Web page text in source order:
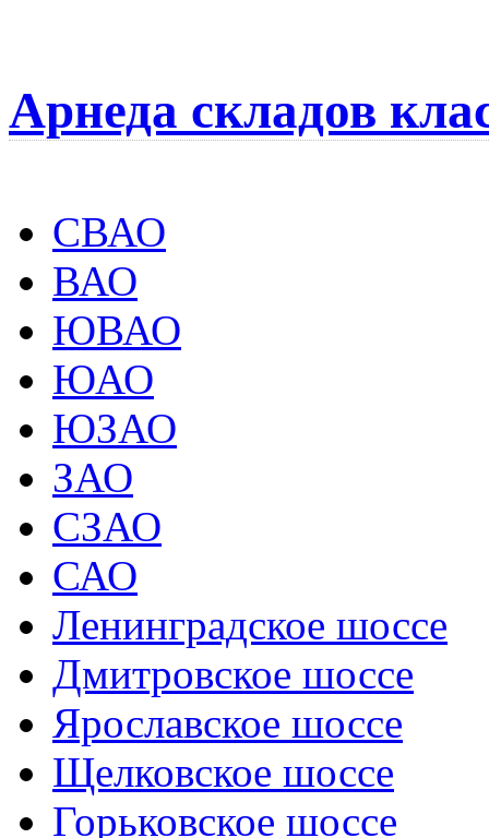
Арнеда складов
СВАО
ВАО
ЮВАО
ЮАО
ЮЗАО
ЗАО
СЗАО
САО
Ленинградское шоссе
Дмитровское шоссе
Ярославское шоссе
Щелковское шоссе
Горьковское шоссе